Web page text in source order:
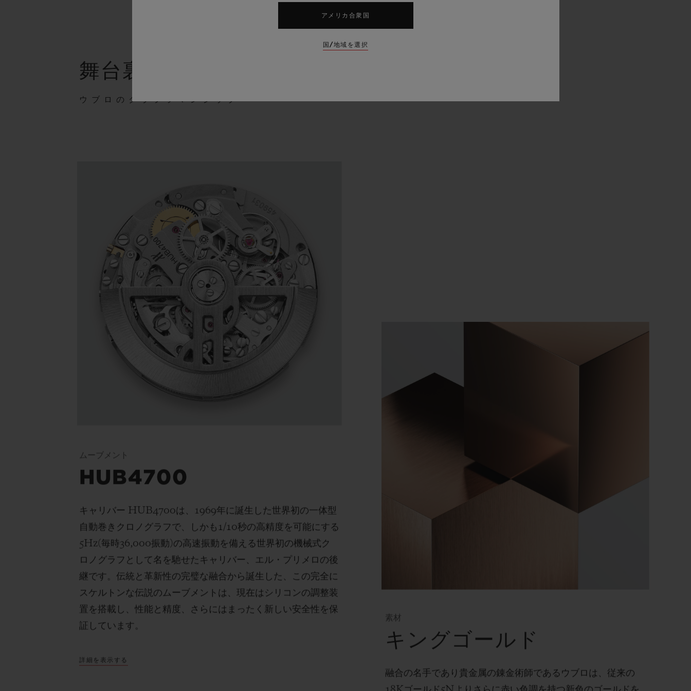
舞台裏
ウブロのクラフツマンシップ
ムーブメント
HUB4700
キャリバー HUB4700は、 1969年に誕生した世界初の一体型
自動巻きクロノグラフで、しかも 1/10秒の高精度を可能にする
5Hz(毎時36,000振動)の高速振動を備える世界初の機械式ク
ロノグラフとして名を馳せたキャリバー、エル・プリメロの後
継です。伝統と革新性の完璧な融合から誕生した、この完全に
スケルトンな伝説のムーブメントは、現在はシリコンの調整装
置を搭載し、性能と精度、さらにはまったく新しい安全性を保
証しています。
詳細を表示する
素材
キングゴールド
融合の名手であり貴金属の錬金術師であるウブロは、従来の
アメリカ合衆国
国/地域を選択